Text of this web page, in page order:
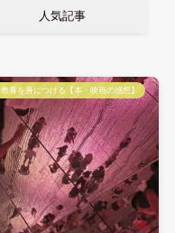
人気記事
教養を身につける【本・映画の感想】